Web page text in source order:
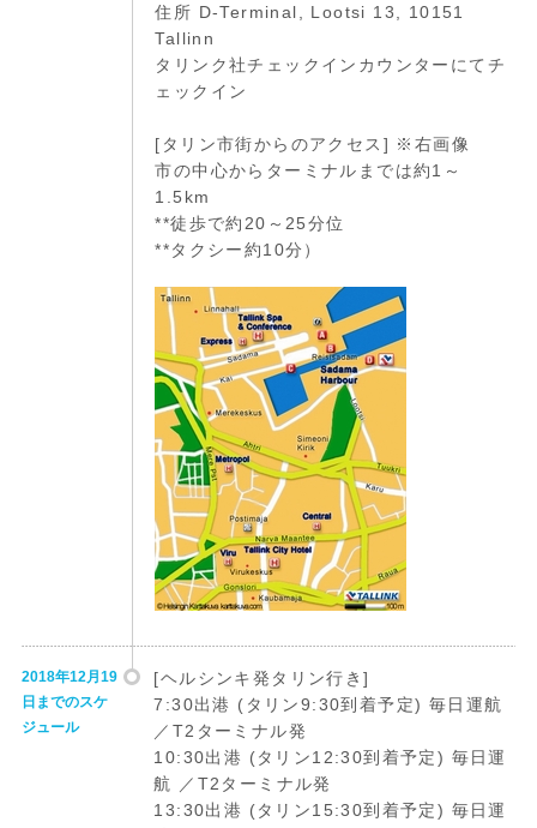
住所 D-Terminal, Lootsi 13, 10151
Tallinn
タリンク社チェックインカウンターにてチ
ェックイン
[タリン市街からのアクセス] ※右画像
市の中心からターミナルまでは約1～
1.5km
**徒歩で約20～25分位
**タクシー約10分）
2018年12月19
日までのスケ
ジュール
[ヘルシンキ発タリン行き]
7:30出港 (タリン9:30到着予定) 毎日運航
／T2ターミナル発
10:30出港 (タリン12:30到着予定) 毎日運
航 ／T2ターミナル発
13:30出港 (タリン15:30到着予定) 毎日運